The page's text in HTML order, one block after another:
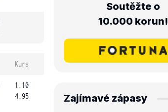
Kurs
1.10
4.95
Soutěžte o
10.000 korun!
Zajímavé zápasy